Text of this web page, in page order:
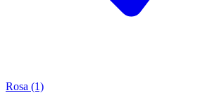
Rosa (1)